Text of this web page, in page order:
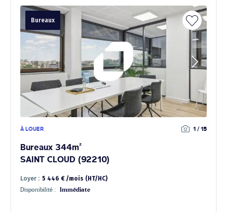
Bureaux
À LOUER 1 / 15
Bureaux 344m²
SAINT CLOUD (92210)
Loyer : 5 446 € /mois (HT/HC)
Disponibilité : Immédiate